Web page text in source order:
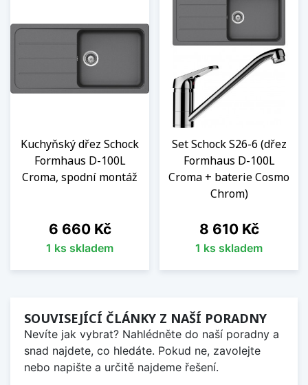
Kuchyňský dřez Schock
Formhaus D-100L
Croma, spodní montáž
Cena
6 660 Kč
1 ks skladem
Set Schock S26-6 (dřez
Formhaus D-100L
Croma + baterie Cosmo
Chrom)
Cena
8 610 Kč
1 ks skladem
SOUVISEJÍCÍ ČLÁNKY Z NAŠÍ PORADNY
Nevíte jak vybrat? Nahlédněte do naší poradny a
snad najdete, co hledáte. Pokud ne, zavolejte
nebo napište a určitě najdeme řešení.